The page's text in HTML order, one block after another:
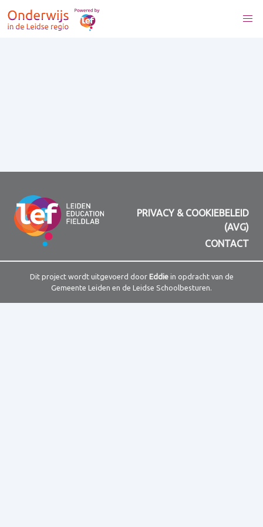
PRIVACY & COOKIEBELEID
(AVG)
CONTACT
Dit project wordt uitgevoerd door Eddiein opdracht van de
Gemeente Leiden en de Leidse Schoolbesturen.